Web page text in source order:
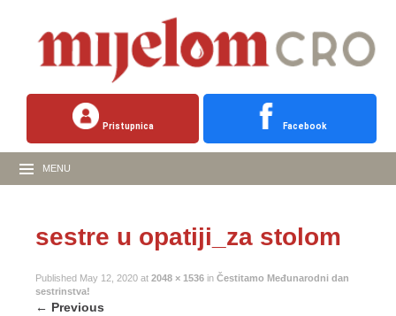
Pristupnica Facebook
MENU
sestre u opatiji_za stolom
Published May 12, 2020 at 2048 × 1536 in Čestitamo Međunarodni dan
sestrinstva!
← Previous